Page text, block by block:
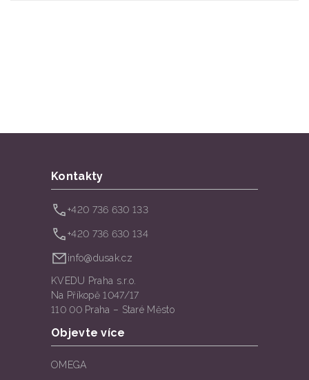
Kontakty
+420 736 630 133
+420 736 630 134
info@dusak.cz
KVEDU Praha s.r.o.
Na Příkopě 1047/17
110 00 Praha – Staré Město
Objevte více
OMEGA